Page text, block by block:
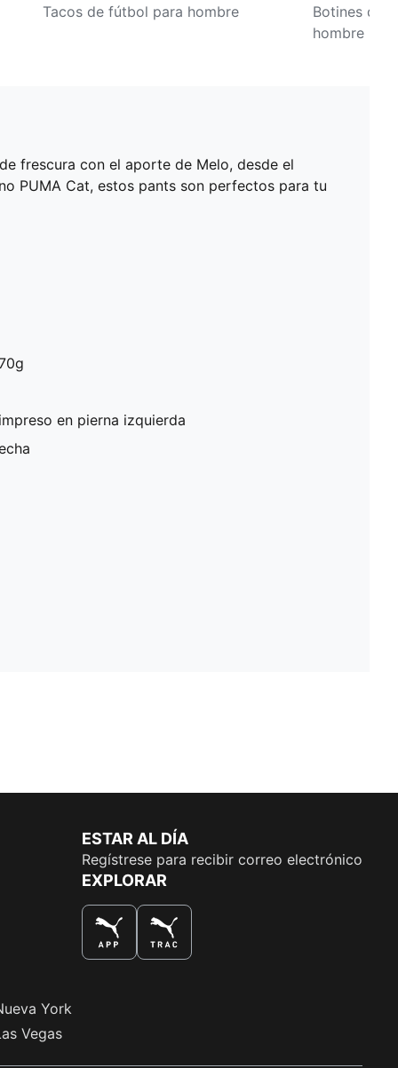
interiores
Tacos de fútbol para hombre
Botines de
hombre
frescura con el aporte de Melo, desde el
PUMA Cat, estos pants son perfectos para tu
en pierna izquierda
York
Vegas
ESTAR AL DÍA
Regístrese para recibir correo electrónico
EXPLORAR